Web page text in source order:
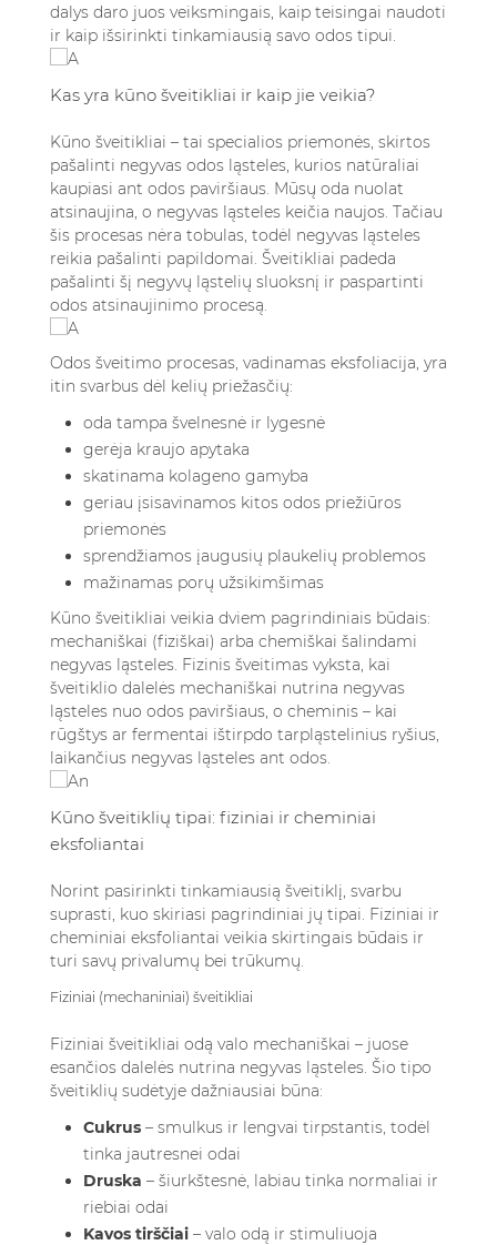
5.2. Namų gamybos šveitiklių trūkumai
5.3. Dermatologų patvirtinti namų gamybos
6. Kaip išsirinkti geriausius kūno šveitiklius sau
6.2. Pagal kūno sritis
6.3. Pagal sudėtį
7. Išvados
8. Dažniausiai užduodami klausimai (DUK)
8.1. Kuo skiriasi kūno šveitikliai nuo veido
šveitiklių?
8.2. Kaip dažnai turėčiau naudoti kūno
8.3. Ar namų gamybos kūno šveitikliai yra
tokie pat veiksmingi kaip parduotuvėse
įsigyti?
8.4. Ar kūno šveitikliai gali padėti išspręsti
keratoze pilaris ar kūno spuogų problemas?
8.5. Ar po kūno šveitiklio naudojimo reikia
drėkinti odą?
dalys daro juos veiksmingais, kaip teisingai naudoti
ir kaip išsirinkti tinkamiausią savo odos tipui.
Kas yra kūno šveitikliai ir kaip jie veikia?
Kūno šveitikliai – tai specialios priemonės, skirtos
pašalinti negyvas odos ląsteles, kurios natūraliai
kaupiasi ant odos paviršiaus. Mūsų oda nuolat
atsinaujina, o negyvas ląsteles keičia naujos. Tačiau
šis procesas nėra tobulas, todėl negyvas ląsteles
reikia pašalinti papildomai. Šveitikliai padeda
pašalinti šį negyvų ląstelių sluoksnį ir paspartinti
odos atsinaujinimo procesą.
Odos šveitimo procesas, vadinamas eksfoliacija, yra
itin svarbus dėl kelių priežasčių:
oda tampa švelnesnė ir lygesnė
gerėja kraujo apytaka
skatinama kolageno gamyba
geriau įsisavinamos kitos odos priežiūros
priemonės
sprendžiamos įaugusių plaukelių problemos
mažinamas porų užsikimšimas
Kūno šveitikliai veikia dviem pagrindiniais būdais:
mechaniškai (fiziškai) arba chemiškai šalindami
negyvas ląsteles. Fizinis šveitimas vyksta, kai
šveitiklio dalelės mechaniškai nutrina negyvas
ląsteles nuo odos paviršiaus, o cheminis – kai
rūgštys ar fermentai ištirpdo tarpląstelinius ryšius,
laikančius negyvas ląsteles ant odos.
Kūno šveitiklių tipai: fiziniai ir cheminiai
eksfoliantai
Norint pasirinkti tinkamiausią šveitiklį, svarbu
suprasti, kuo skiriasi pagrindiniai jų tipai. Fiziniai ir
cheminiai eksfoliantai veikia skirtingais būdais ir
turi savų privalumų bei trūkumų.
Fiziniai (mechaniniai) šveitikliai
Fiziniai šveitikliai odą valo mechaniškai – juose
esančios dalelės nutrina negyvas ląsteles. Šio tipo
šveitiklių sudėtyje dažniausiai būna:
Cukrus – smulkus ir lengvai tirpstantis, todėl
tinka jautresnei odai
Druska – šiurkštesnė, labiau tinka normaliai ir
riebiai odai
Kavos tirščiai – valo odą ir stimuliuoja